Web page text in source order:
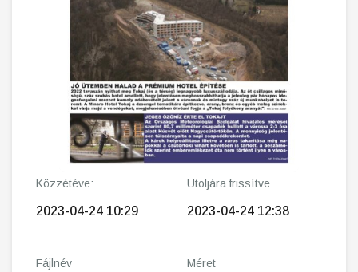
Közzétéve:
2023-04-24 10:29
Utoljára frissítve
2023-04-24 12:38
Fájlnév Méret